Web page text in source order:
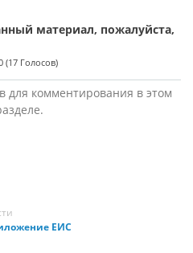
(17 Голосов)
для комментирования в этом
ЕИС